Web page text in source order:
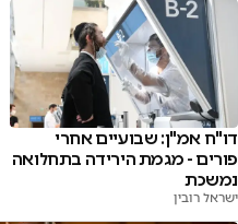
דו"ח אמ"ן: שבועיים אחרי
פורים - מגמת הירידה בתחלואה
נמשכת
ישראל רובין